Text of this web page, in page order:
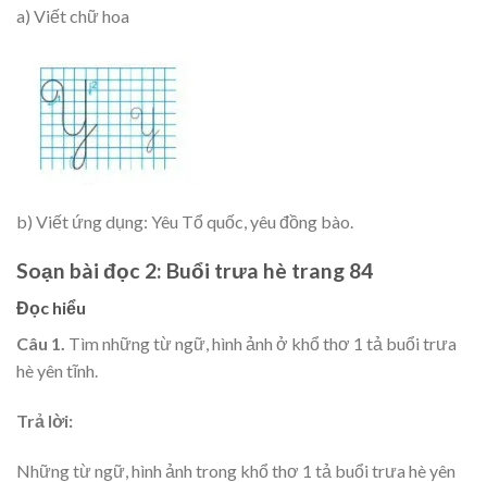
a) Viết chữ hoa
b) Viết ứng dụng: Yêu Tổ quốc, yêu đồng bào.
Soạn bài đọc 2: Buổi trưa hè trang 84
Đọc hiểu
Câu 1. Tìm những từ ngữ, hình ảnh ở khổ thơ 1 tả buổi trưa
hè yên tĩnh.
Trả lời:
Những từ ngữ, hình ảnh trong khổ thơ 1 tả buổi trưa hè yên